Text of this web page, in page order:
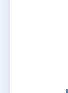
Por
en